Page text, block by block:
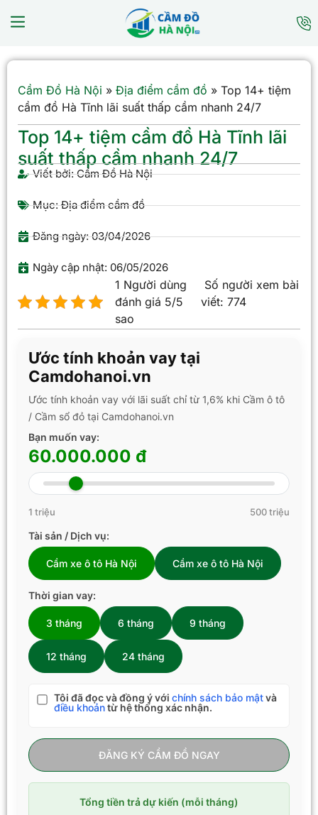
Cầm Đồ Hà Nội » Địa điểm cầm đồ » Top 14+ tiệm
cầm đồ Hà Tĩnh lãi suất thấp cầm nhanh 24/7
Top 14+ tiệm cầm đồ Hà Tĩnh lãi
suất thấp cầm nhanh 24/7
Viết bởi:Cầm Đồ Hà Nội
Mục: Địa điểm cầm đồ
Đăng ngày: 03/04/2026
Ngày cập nhật: 06/05/2026
1 Người dùng
đánh giá 5/5
sao
Số người xem bài
viết: 774
Ước tính khoản vay tại
Camdohanoi.vn
Ước tính khoản vay với lãi suất chỉ từ 1,6% khi Cầm ô tô
/ Cầm sổ đỏ tại Camdohanoi.vn
Bạn muốn vay:
60.000.000 đ
1 triệu 500 triệu
Tài sản / Dịch vụ:
Cầm xe ô tô Hà Nội Cầm xe ô tô Hà Nội
Thời gian vay:
3 tháng 6 tháng 9 tháng
12 tháng 24 tháng
Tôi đã đọc và đồng ý với chính sách bảo mậtvà
điều khoảntừ hệ thống xác nhận.
ĐĂNG KÝ CẦM ĐỒ NGAY
Tổng tiền trả dự kiến (mỗi tháng)